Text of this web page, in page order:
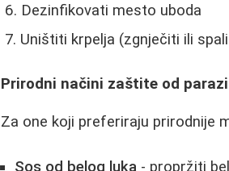
Dezinfikovati mesto uboda
Uništiti krpelja (zgnječiti ili
Prirodni načini zaštite od
Za one koji preferiraju prirodnije
Sos od belog luka - propržiti